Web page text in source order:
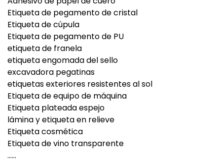
Etiqueta de pegamento de cristal
Etiqueta de cúpula
Etiqueta de pegamento de PU
etiqueta de franela
etiqueta engomada del sello
excavadora pegatinas
etiquetas exteriores resistentes al sol
Etiqueta de equipo de máquina
Etiqueta plateada espejo
lámina y etiqueta en relieve
Etiqueta cosmética
Etiqueta de vino transparente
......